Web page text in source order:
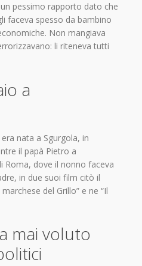
pessimo rapporto dato che
faceva spesso da bambino
Non mangiava
li riteneva tutti
a
nata a Sgurgola, in
il papà Pietro a
Roma, dove il nonno faceva
in due suoi film citò il
del Grillo” e ne “Il
mai voluto